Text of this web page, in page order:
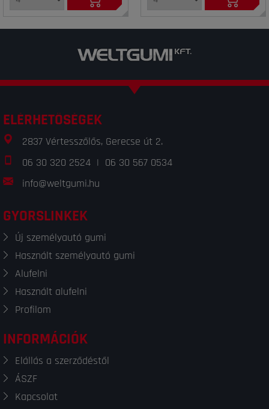
ELÉRHETŐSÉGEK
2837 Vértesszőlős, Gerecse út 2.
06 30 320 2524 | 06 30 567 0534
info@weltgumi.hu
GYORSLINKEK
Új személyautó gumi
Használt személyautó gumi
Alufelni
Használt alufelni
Profilom
INFORMÁCIÓK
Elállás a szerződéstől
ÁSZF
Kapcsolat